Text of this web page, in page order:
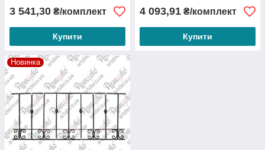
3 541,30 ₴/комплект
Купити
4 093,91 ₴/комплект
Купити
Новинка